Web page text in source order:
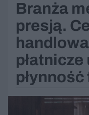
Branża
presją.
płynność